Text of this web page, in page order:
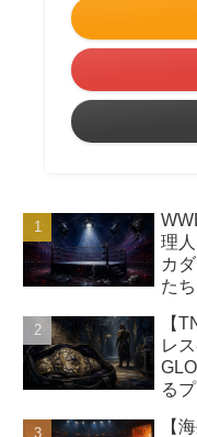
理
カ
た
【
レ
る
【